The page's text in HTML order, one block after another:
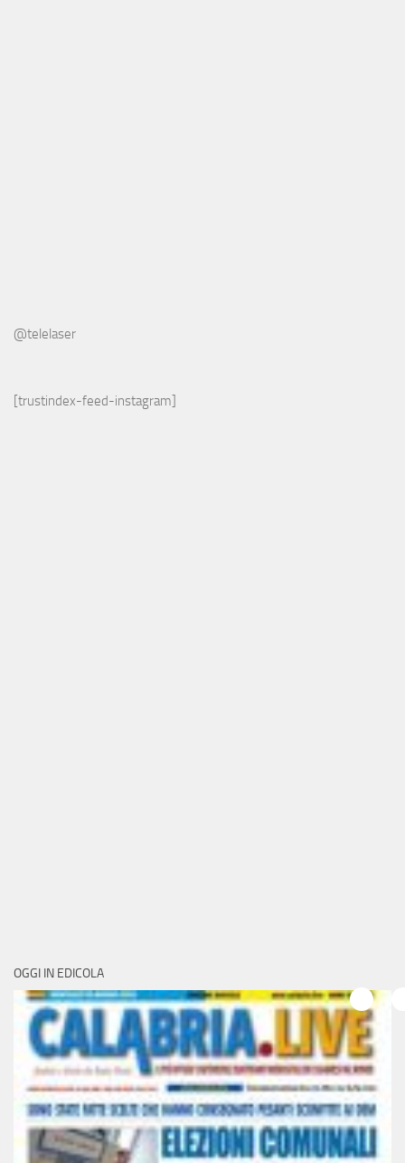
@telelaser
[trustindex-feed-instagram]
OGGI IN EDICOLA